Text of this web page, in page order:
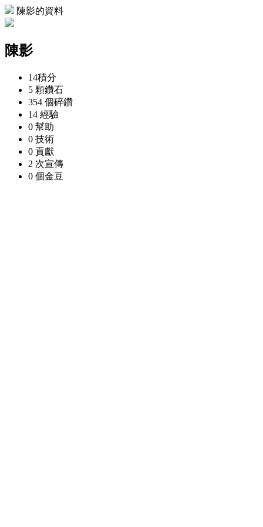
陳影的資料
陳影
14積分
5 顆鑽石
354 個碎鑽
14 經驗
0 幫助
0 技術
0 貢獻
2 次宣傳
0 個金豆